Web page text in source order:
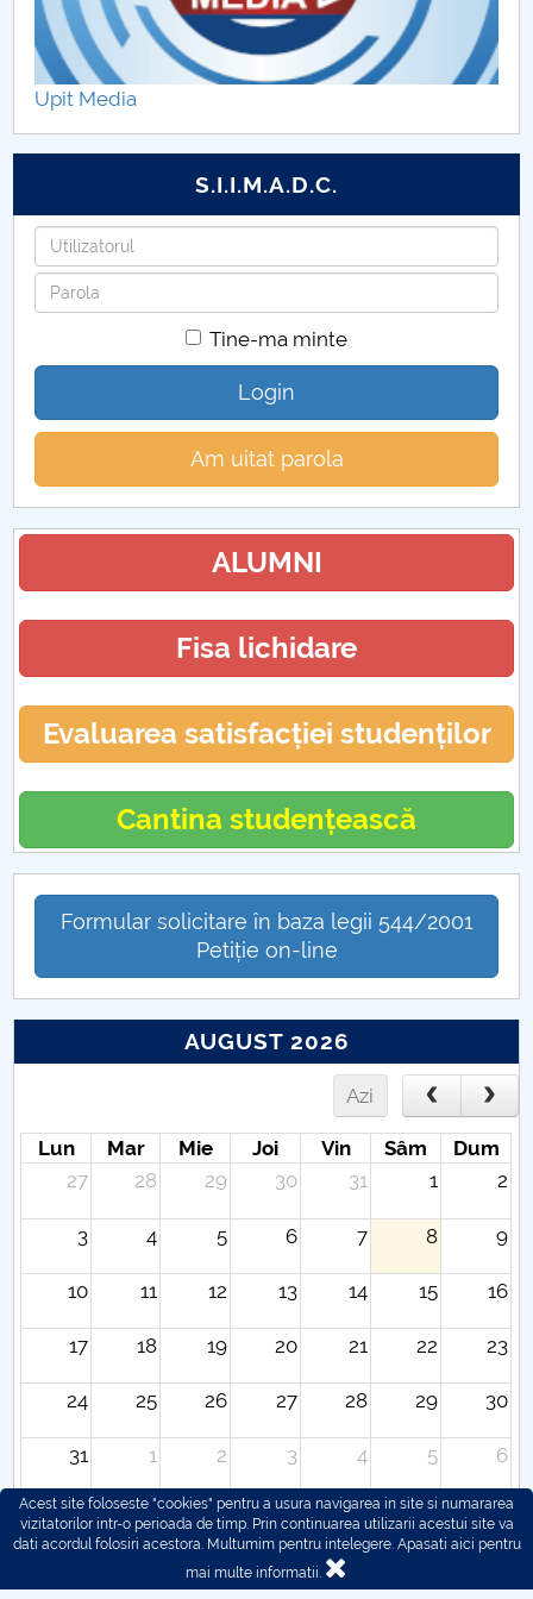
Posturi vacante - Secretar debutant S și Secretar III
S
Post vacant - Administrator Patrimoniu III S
Post vacant - Secretar III S Decanat
Post vacant - Secretar III S Facultate
Post vacant - Inginer specialist IA S
Asistent de cercetare stiintifică
Upit Media
S.I.I.M.A.D.C.
Utilizatorul
Parola
Tine-ma minte
Login
Am uitat parola
ALUMNI
Fisa lichidare
Evaluarea satisfacției studenților
Cantina studențească
Formular solicitare în baza legii 544/2001
Petiție on-line
AUGUST 2026
Azi
Lun Mar Mie Joi Vin Sâm
Dum
27
28 29 30 31 1 2
3 4 5 6 7 8 9
10 11 12 13 14 15 16
17 18 19 20 21 22 23
24 25 26 27 28 29 30
31 1 2 3 4 5 6
Acest site foloseste "cookies" pentru a usura navigarea in site si numararea
vizitatorilor intr-o perioada de timp. Prin continuarea utilizarii acestui site va
dati acordul folosiri acestora. Multumim pentru intelegere. Apasati aici pentru
mai multe informatii.